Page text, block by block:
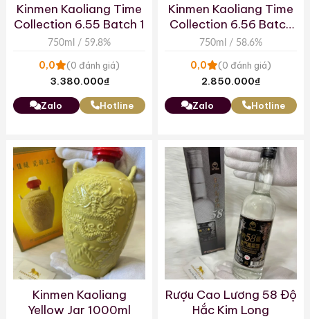
Kinmen Kaoliang Time
Collection 6.55 Batch 1
750ml / 59.8%
0,0 (0 đánh giá)
3.380.000₫
Zalo Hotline
Kinmen Kaoliang Time
Collection 6.56 Batch
2
750ml / 58.6%
0,0 (0 đánh giá)
2.850.000₫
Zalo Hotline
Kinmen Kaoliang
Yellow Jar 1000ml
Rượu Cao Lương 58 Độ
Hắc Kim Long